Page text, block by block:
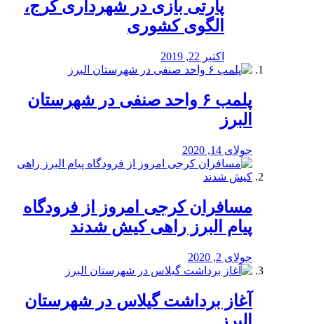
پارتی بازی در شهرداری کرج،
الگوی کشوری
اکتبر 22, 2019
پلمب ۶ واحد صنفی در شهرستان
البرز
جولای 14, 2020
مسافران کرجی امروز از فرودگاه
پیام البرز راهی کیش شدند
جولای 2, 2020
آغاز برداشت گیلاس در شهرستان
البرز